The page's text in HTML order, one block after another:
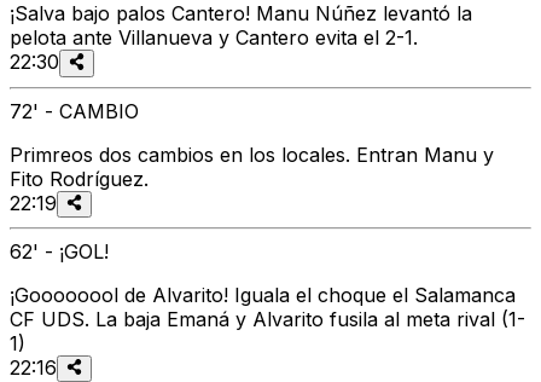
¡Salva bajo palos Cantero! Manu Núñez levantó la
pelota ante Villanueva y Cantero evita el 2-1.
22:30
72' - CAMBIO
Primreos dos cambios en los locales. Entran Manu y
Fito Rodríguez.
22:19
62' - ¡GOL!
¡Goooooool de Alvarito! Iguala el choque el Salamanca
CF UDS. La baja Emaná y Alvarito fusila al meta rival (1-
1)
22:16